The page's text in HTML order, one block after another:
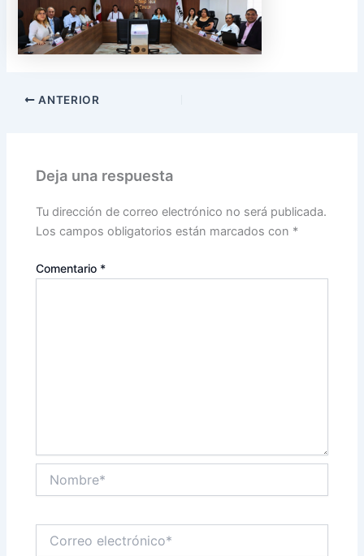
ANTERIOR
Deja una respuesta
Tu dirección de correo electrónico no será publicada.
Los campos obligatorios están marcados con *
Comentario *
electrónico*